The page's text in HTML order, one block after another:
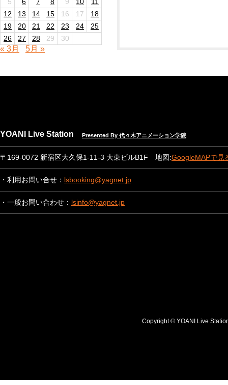
5
6 7 8 9 10
11
12
13 14 15 16 17
18
19
20 21 22 23 24
25
26
27 28 29 30
« 3月 5月 »
YOANI Live Station Presented By 代々木アニメーション学院
〒169-0072 新宿区大久保1-11-3 大東ビルB1F 地図:GoogleMAPで見
・利用お問い合せ： lsbooking@yagnet.jp
・一般お問い合わせ： lsinfo@yagnet.jp
Copyright © YOANI Live